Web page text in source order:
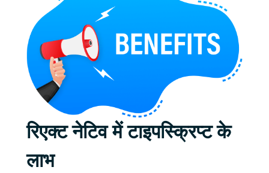
रिएक्ट नेटिव में टाइपस्क्रिप्ट के
लाभ